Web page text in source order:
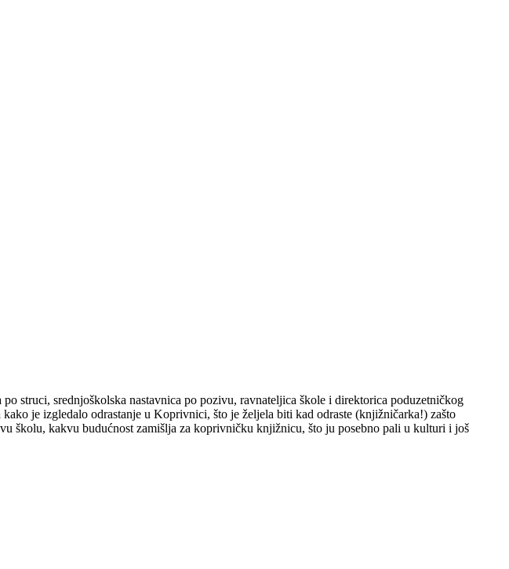
struci, srednjoškolska nastavnica po pozivu, ravnateljica škole i direktorica poduzetničkog
je izgledalo odrastanje u Koprivnici, što je željela biti kad odraste (knjižničarka!) zašto
školu, kakvu budućnost zamišlja za koprivničku knjižnicu, što ju posebno pali u kulturi i još